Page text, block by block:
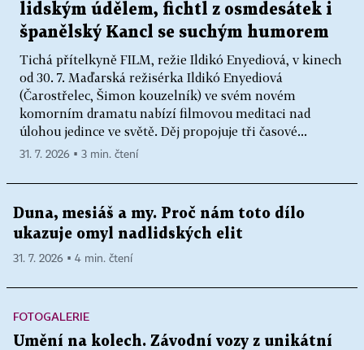
lidským údělem, fichtl z osmdesátek i
španělský Kancl se suchým humorem
Tichá přítelkyně FILM, režie Ildikó Enyediová, v kinech
od 30. 7. Maďarská režisérka Ildikó Enyediová
(Čarostřelec, Šimon kouzelník) ve svém novém
komorním dramatu nabízí filmovou meditaci nad
úlohou jedince ve světě. Děj propojuje tři časové...
31. 7. 2026 ▪ 3 min. čtení
Duna, mesiáš a my. Proč nám toto dílo
ukazuje omyl nadlidských elit
31. 7. 2026 ▪ 4 min. čtení
FOTOGALERIE
Umění na kolech. Závodní vozy z unikátní